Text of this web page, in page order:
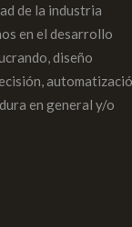
de la industria
en el desarrollo
diseño
en general y/o